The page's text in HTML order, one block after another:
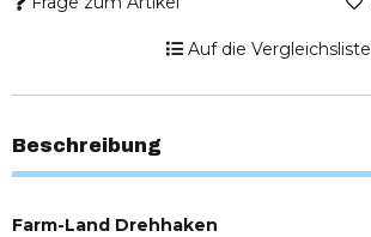
Auf die Vergleichsliste
Beschreibung
Farm-Land Drehhaken